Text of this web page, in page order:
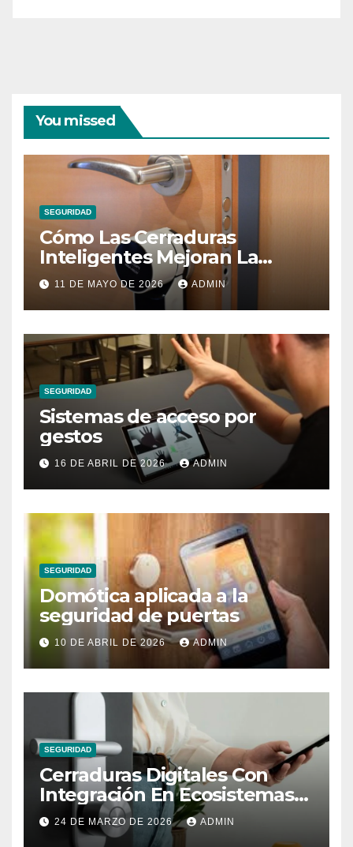
You missed
SEGURIDAD
Cómo Las Cerraduras
Inteligentes Mejoran La
Seguridad Del Hogar
11 DE MAYO DE 2026 ADMIN
SEGURIDAD
Sistemas de acceso por
gestos
16 DE ABRIL DE 2026 ADMIN
SEGURIDAD
Domótica aplicada a la
seguridad de puertas
10 DE ABRIL DE 2026 ADMIN
SEGURIDAD
Cerraduras Digitales Con
Integración En Ecosistemas
Domóticos
24 DE MARZO DE 2026 ADMIN